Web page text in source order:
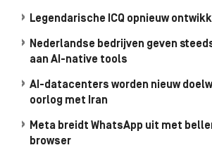
Legendarische ICQ opnieuw
Nederlandse bedrijven geven
aan AI-native tools
AI-datacenters worden nieuw
oorlog met Iran
Meta breidt WhatsApp uit met
browser